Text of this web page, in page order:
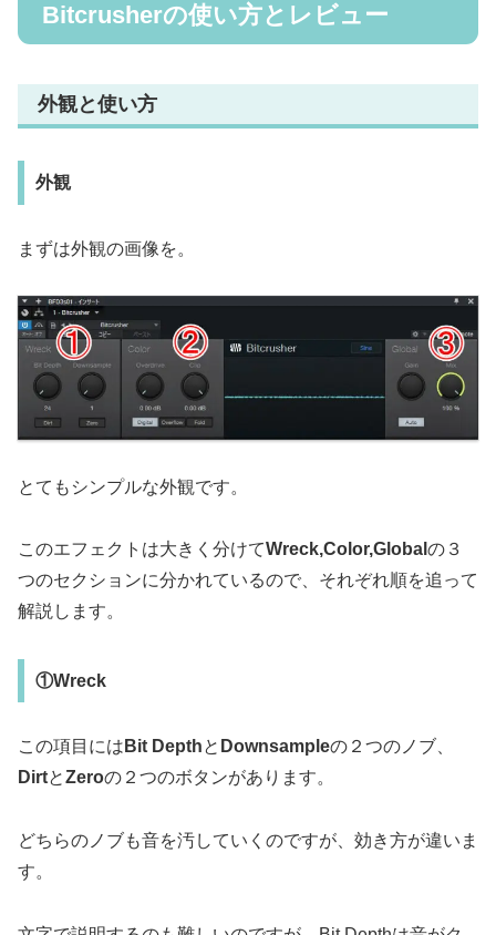
Bitcrusherの使い方とレビュー
外観と使い方
外観
まずは外観の画像を。
とてもシンプルな外観です。
このエフェクトは大きく分けてWreck,Color,Global の３
つのセクションに分かれているので、それぞれ順を追って
解説します。
①Wreck
この項目には Bit Depthと Downsampleの２つのノブ、
DirtとZeroの２つのボタンがあります。
どちらのノブも音を汚していくのですが、効き方が違いま
す。